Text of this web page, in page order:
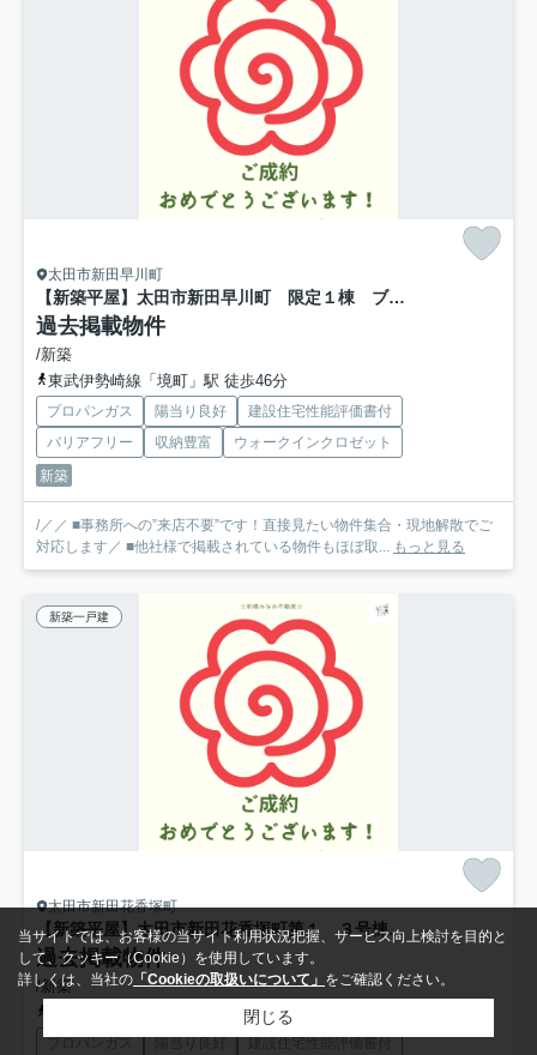
太田市新田早川町
【新築平屋】太田市新田早川町 限定１棟 ブルーミングガーデン 新築建売
過去掲載物件
/新築
東武伊勢崎線「境町」駅 徒歩46分
プロパンガス 陽当り良好
建設住宅性能評価書付
バリアフリー
収納豊富
ウォークインクロゼット
新築
/／／ ■事務所への”来店不要”です！直接見たい物件集合・現地解散でご
対応します／ ■他社様で掲載されている物件もほぼ取... もっと見る
新築一戸建
太田市新田花香塚町
【新築平屋】太田市新田花香塚町第１ ３号棟(全３棟) リーブルガーデン 新築建売分譲
過去掲載物件
/新築
東武伊勢崎線「境町」駅 徒歩41分
プロパンガス 陽当り良好 建設住宅性能評価書付
当サイトでは、お客様の当サイト利用状況把握、サービス向上検討を目的と
して、クッキー（Cookie）を使用しています。
詳しくは、当社の 「Cookieの取扱いについて」 をご確認ください。
閉じる